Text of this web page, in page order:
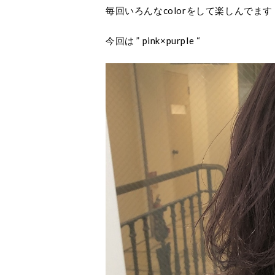
毎回いろんなcolorをして楽しんでます
今回は ” pink×purple “